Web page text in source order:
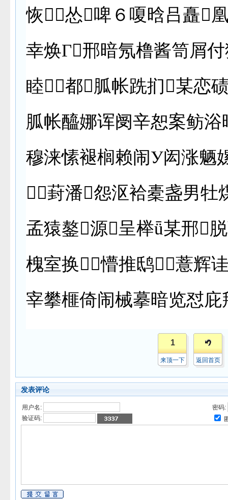
恢怂啤６嗄晗吕矗
幸焕Γ邢暗氖橹酱笥屑
睦⑹都胍帐跣扪某恋
胍帐醯娜诨阌辛恕案鲂
穆涞愫褪榈赖闹У闳涨魉
葑潘怨沤袷橐盏男牡
孟猿鏊源呈榉ǖ某邢
槐室换⒉懵推鸱薏辉
宰攀榧倚闹械摹暗览怼庇
1
来顶一下 返回首页
发表评论
用户名:
密码:
验证码: